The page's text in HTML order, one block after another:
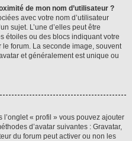
de mon nom d’utilisateur ?
avec votre nom d’utilisateur
sujet. L’une d’elles peut être
étoiles ou des blocs indiquant votre
forum. La seconde image, souvent
et généralement est unique ou
l’onglet « profil » vous pouvez ajouter
d’avatar suivantes : Gravatar,
du forum peut activer ou non les